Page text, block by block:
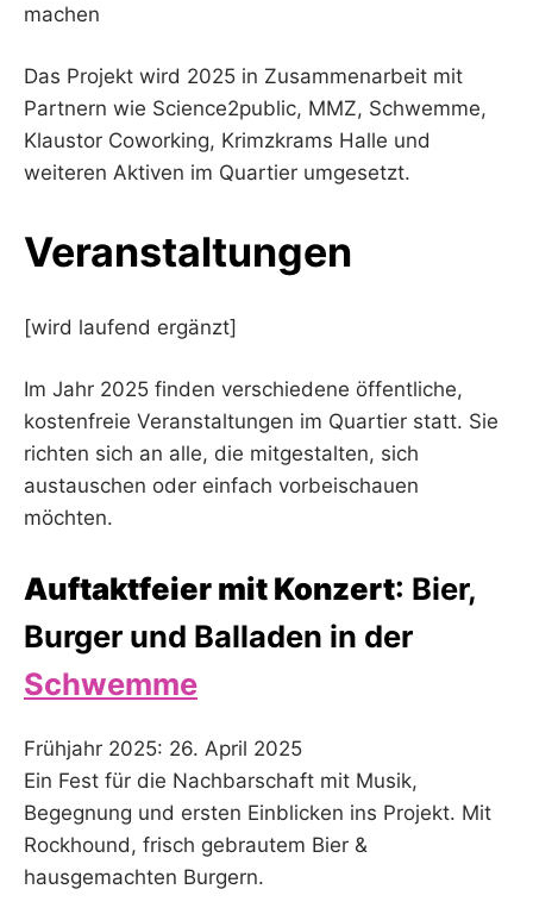
machen
Das Projekt wird 2025 in Zusammenarbeit mit
Partnern wie Science2public, MMZ, Schwemme,
Klaustor Coworking, Krimzkrams Halle und
weiteren Aktiven im Quartier umgesetzt.
Veranstaltungen
[wird laufend ergänzt]
Im Jahr 2025 finden verschiedene öffentliche,
kostenfreie Veranstaltungen im Quartier statt. Sie
richten sich an alle, die mitgestalten, sich
austauschen oder einfach vorbeischauen
möchten.
Auftaktfeier mit Konzert: Bier,
Burger und Balladen in der
Schwemme
Frühjahr 2025: 26. April 2025
Ein Fest für die Nachbarschaft mit Musik,
Begegnung und ersten Einblicken ins Projekt. Mit
Rockhound, frisch gebrautem Bier &
hausgemachten Burgern.